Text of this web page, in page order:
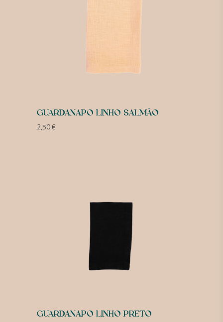
GUARDANAPO LINHO SALMÃO
2,50€
GUARDANAPO LINHO PRETO